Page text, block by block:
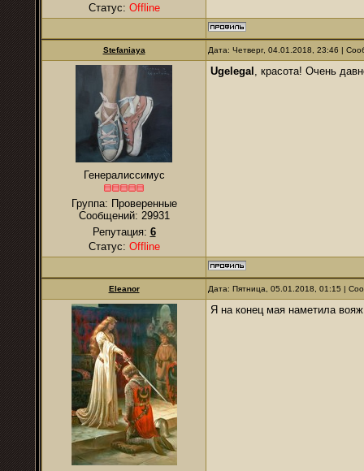
Статус: Offline
Stefaniaya Дата: Четверг, 04.01.2018, 23:46 |
Генералиссимус
Группа: Проверенные
Сообщений: 29931
Репутация: 6
Статус: Offline
Ugelegal , красота! Очень
Eleanor Дата: Пятница, 05.01.2018, 01:15 |
Я на конец мая наметила